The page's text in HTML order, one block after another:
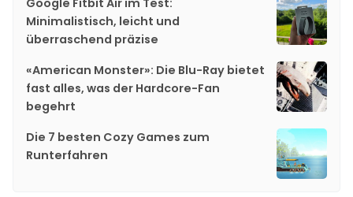
Google Fitbit Air im Test:
Minimalistisch, leicht und
überraschend präzise
«American Monster»: Die Blu-Ray bietet
fast alles, was der Hardcore-Fan
begehrt
Die 7 besten Cozy Games zum
Runterfahren